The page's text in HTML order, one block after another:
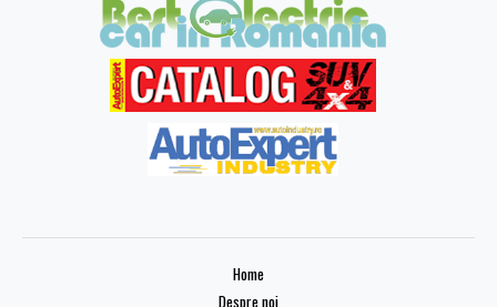
Home
Despre noi